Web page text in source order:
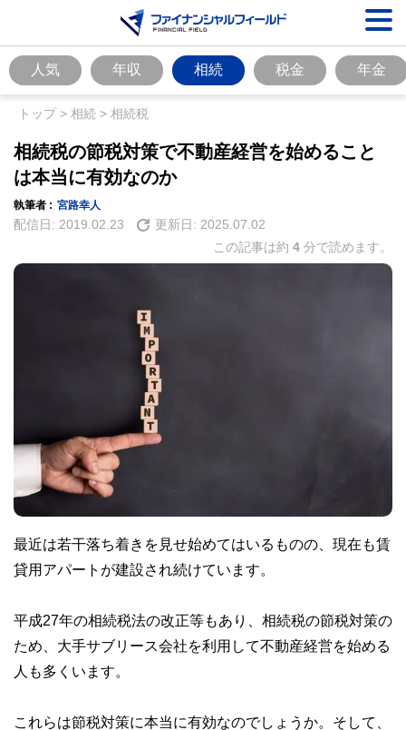
人気 年収 相続 税金 年金
トップ> 相続 > 相続税
相続税の節税対策で不動産経営を始めること
は本当に有効なのか
執筆者 : 宮路幸人
配信日: 2019.02.23 更新日: 2025.07.02
この記事は約 4 分で読めます。
最近は若干落ち着きを見せ始めてはいるものの、現在も賃
貸用アパートが建設され続けています。
平成27年の相続税法の改正等もあり、相続税の節税対策の
ため、大手サブリース会社を利用して不動産経営を始める
人も多くいます。
これらは節税対策に本当に有効なのでしょうか。そして、